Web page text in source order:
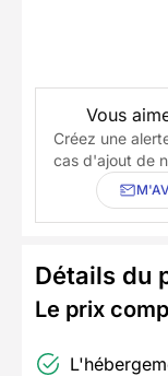
Vous
Créez une
cas d'ajout de
Détails du
Le prix